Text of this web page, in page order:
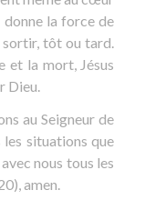
donne la force de
sortir, tôt ou tard.
et la mort, Jésus
Dieu.
au Seigneur de
les situations que
nous tous les
amen.